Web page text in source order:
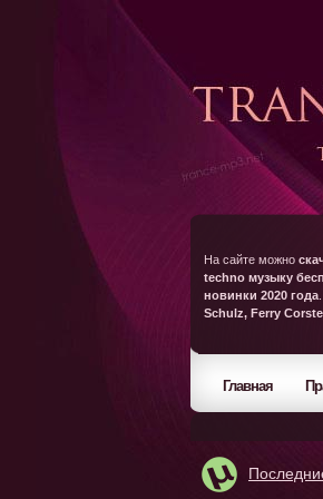
На сайте можно
techno музыку
новинки 2020 года
Schulz, Ferry
Главная